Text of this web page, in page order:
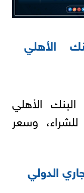
الأهلي
الأهلي
60.22 جنيه للشراء، وسعر
الدولي